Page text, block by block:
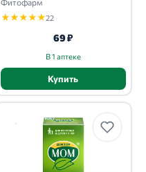
★★★★★22
69 ₽
В 1 аптеке
Купить